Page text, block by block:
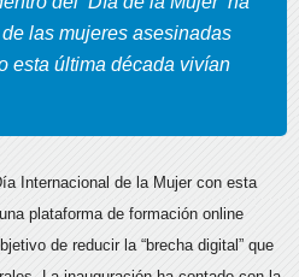
las mujeres asesinadas
esta última década vivían
Internacional de la Mujer con esta
plataforma de formación online
de reducir la “brecha digital” que